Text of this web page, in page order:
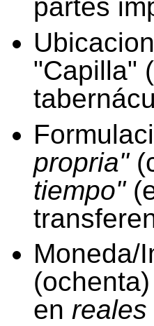
partes
"Capilla"
propria"
tiempo"
Moneda/
en reales